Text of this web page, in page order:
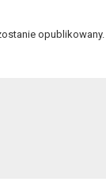
opublikowany.